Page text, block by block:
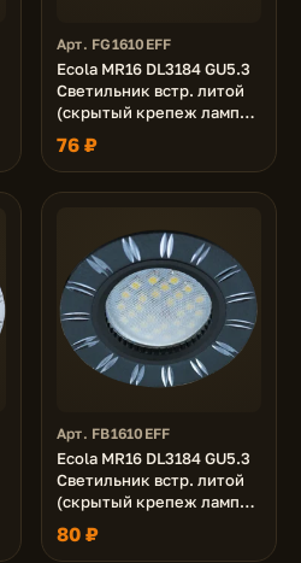
Арт. FG1610EFF
Ecola MR16 DL3184 GU5.3
Светильник встр. литой
(скрытый крепеж лампы)
матовое Золото/Алюм
Двойные Реснички по
кругу 23x78 (кd74)
76 ₽
Арт. FB1610EFF
Ecola MR16 DL3184 GU5.3
Светильник встр. литой
(скрытый крепеж лампы)
Черный/Алюм Двойные
Реснички по кругу 23x78
80 ₽